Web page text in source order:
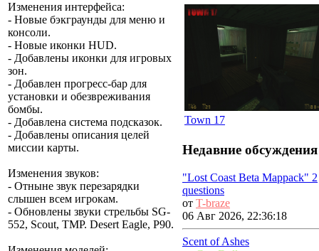
Изменения интерфейса:
- Новые бэкграунды для меню и
консоли.
- Новые иконки HUD.
- Добавлены иконки для игровых
зон.
- Добавлен прогресс-бар для
установки и обезвреживания
бомбы.
- Добавлена система подсказок.
- Добавлены описания целей
миссии карты.
Изменения звуков:
- Отныне звук перезарядки
слышен всем игрокам.
- Обновлены звуки стрельбы SG-
552, Scout, TMP. Desert Eagle, P90.
Town 17
Недавние обсуждения
"Lost Coast Beta Mappack" 2
questions
от T-braze
06 Авг 2026, 22:36:18
Scent of Ashes